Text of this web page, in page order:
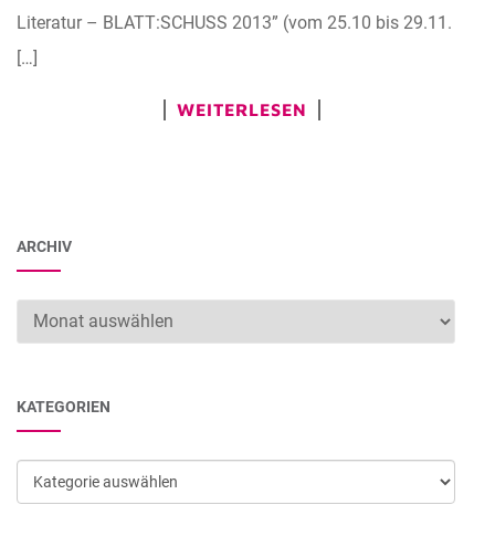
Literatur – BLATT:SCHUSS 2013” (vom 25.10 bis 29.11.
[…]
WEITERLESEN
ARCHIV
Archiv
KATEGORIEN
Kategorien